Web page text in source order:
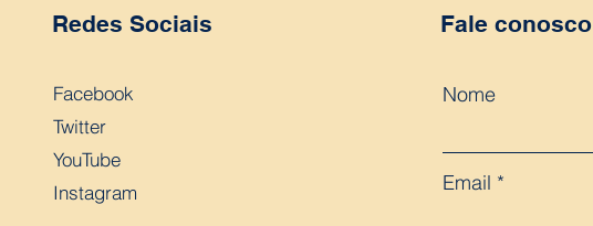
Redes Sociais
Facebook
Twitter
YouTube
Instagram
Fale conosco
Nome
Email